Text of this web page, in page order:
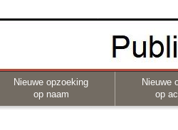
Nieuwe opzoeking
op naam
Nieuwe
op